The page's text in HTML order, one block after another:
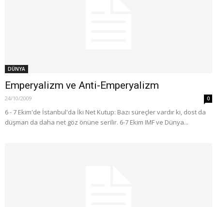
DÜNYA
Emperyalizm ve Anti-Emperyalizm
24/10/2009 0
6 - 7 Ekim'de İstanbul'da İki Net Kutup: Bazı süreçler vardır ki, dost da
düşman da daha net göz önüne serilir. 6-7 Ekim IMF ve Dünya...